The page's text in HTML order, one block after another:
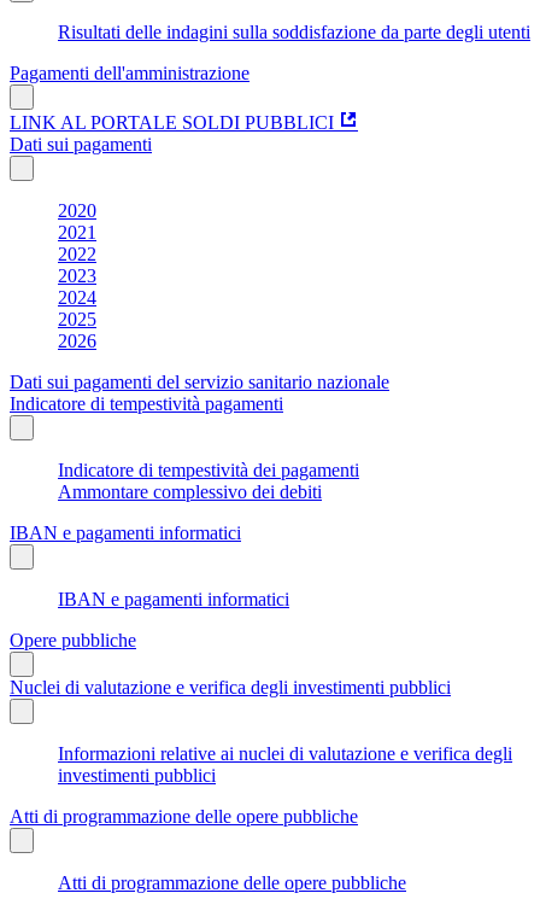
Risultati delle indagini sulla soddisfazione da parte degli utenti
Pagamenti dell'amministrazione
LINK AL PORTALE SOLDI PUBBLICI
Dati sui pagamenti
2020
2021
2022
2023
2024
2025
2026
Dati sui pagamenti del servizio sanitario nazionale
Indicatore di tempestività pagamenti
Indicatore di tempestività dei pagamenti
Ammontare complessivo dei debiti
IBAN e pagamenti informatici
IBAN e pagamenti informatici
Opere pubbliche
Nuclei di valutazione e verifica degli investimenti pubblici
Informazioni relative ai nuclei di valutazione e verifica degli
investimenti pubblici
Atti di programmazione delle opere pubbliche
Atti di programmazione delle opere pubbliche